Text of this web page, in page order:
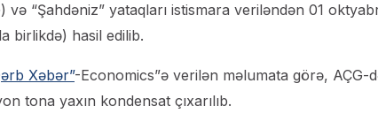
və “Şahdəniz” yataqları istismara veriləndən 01
birlikdə) hasil edilib.
Xəbər”-Economics”ə verilən məlumata görə,
tona yaxın kondensat çıxarılıb.